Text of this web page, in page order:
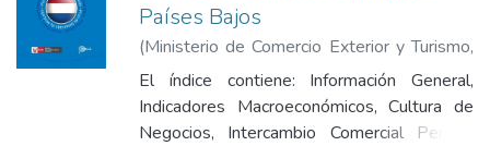
Países Bajos
(Ministerio de Comercio Exterior y Turismo,
2019)Ministerio de Comercio Exterior y
Turismo
El índice contiene: Información General,
Indicadores Macroeconómicos, Cultura de
Negocios, Intercambio Comercial Perú -